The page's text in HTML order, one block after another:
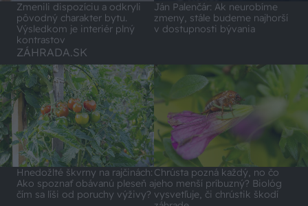
Zmenili dispozíciu a odkryli
pôvodný charakter bytu.
Výsledkom je interiér plný
kontrastov
Ján Palenčár: Ak neurobíme
zmeny, stále budeme najhorší
v dostupnosti bývania
ZÁHRADA.SK
Hnedožlté škvrny na rajčinách:
Ako spoznať obávanú pleseň a
čím sa líši od poruchy výživy?
Chrústa pozná každý, no čo
jeho menší príbuzný? Biológ
vysvetľuje, či chrústik škodí